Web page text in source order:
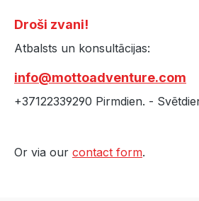
Droši zvani!
Atbalsts un konsultācijas:
info@mottoadventure.com
+37122339290 Pirmdien. -
Or via our contact form.